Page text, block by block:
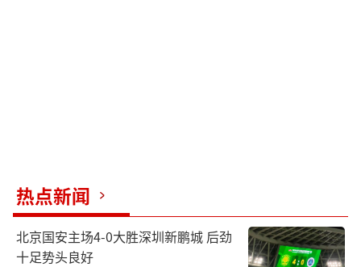
过错，该过错可适当减轻商家责任，但不能完
全免责，除非KTV能够充分举证证明已完全尽
到安全保障义务。（责任编辑：0882）
热点新闻
北京国安主场4-0大胜深圳新鹏城 后劲
十足势头良好